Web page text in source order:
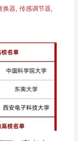
换器,传感调节器,